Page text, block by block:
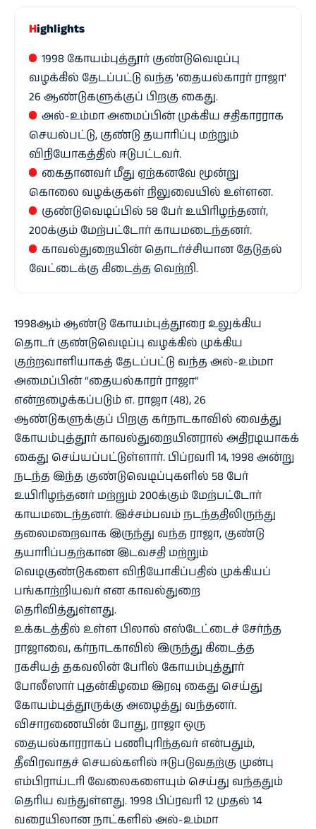
Highlights
1998 கோயம்புத்தூர் குண்டுவெடிப்பு
வழக்கில் தேடப்பட்டு வந்த 'தையல்காரர் ராஜா'
26 ஆண்டுகளுக்குப் பிறகு கைது.
அல்-உம்மா அமைப்பின் முக்கிய சதிகாரராக
செயல்பட்டு, குண்டு தயாரிப்பு மற்றும்
விநியோகத்தில் ஈடுபட்டவர்.
கைதானவர் மீது ஏற்கனவே மூன்று
கொலை வழக்குகள் நிலுவையில் உள்ளன.
குண்டுவெடிப்பில் 58 பேர் உயிரிழந்தனர்,
200க்கும் மேற்பட்டோர் காயமடைந்தனர்.
காவல்துறையின் தொடர்ச்சியான தேடுதல்
வேட்டைக்கு கிடைத்த வெற்றி.
1998ஆம் ஆண்டு கோயம்புத்தூரை உலுக்கிய
தொடர் குண்டுவெடிப்பு வழக்கில் முக்கிய
குற்றவாளியாகத் தேடப்பட்டு வந்த அல்-உம்மா
அமைப்பின் “தையல்காரர் ராஜா”
என்றழைக்கப்படும் எ. ராஜா (48), 26
ஆண்டுகளுக்குப் பிறகு கர்நாடகாவில் வைத்து
கோயம்புத்தூர் காவல்துறையினரால் அதிரடியாகக்
கைது செய்யப்பட்டுள்ளார். பிப்ரவரி 14, 1998 அன்று
நடந்த இந்த குண்டுவெடிப்புகளில் 58 பேர்
உயிரிழந்தனர் மற்றும் 200க்கும் மேற்பட்டோர்
காயமடைந்தனர். இச்சம்பவம் நடந்ததிலிருந்து
தலைமறைவாக இருந்து வந்த ராஜா, குண்டு
தயாரிப்பதற்கான இடவசதி மற்றும்
வெடிகுண்டுகளை விநியோகிப்பதில் முக்கியப்
பங்காற்றியவர் என காவல்துறை
தெரிவித்துள்ளது.
உக்கடத்தில் உள்ள பிலால் எஸ்டேட்டைச் சேர்ந்த
ராஜாவை, கர்நாடகாவில் இருந்து கிடைத்த
ரகசியத் தகவலின் பேரில் கோயம்புத்தூர்
போலீஸார் புதன்கிழமை இரவு கைது செய்து
கோயம்புத்தூருக்கு அழைத்து வந்தனர்.
விசாரணையின் போது, ராஜா ஒரு
தையல்காரராகப் பணிபுரிந்தவர் என்பதும்,
தீவிரவாதச் செயல்களில் ஈடுபடுவதற்கு முன்பு
எம்பிராய்டரி வேலைகளையும் செய்து வந்ததும்
தெரிய வந்துள்ளது. 1998 பிப்ரவரி 12 முதல் 14
வரையிலான நாட்களில் அல்-உம்மா